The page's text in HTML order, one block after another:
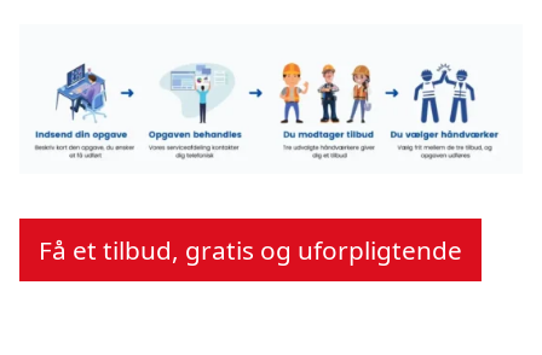
Få et tilbud, gratis og uforpligtende